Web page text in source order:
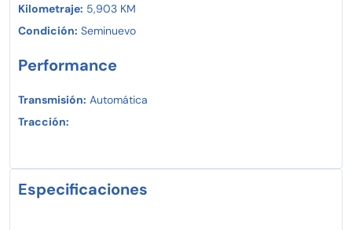
Kilometraje: 5,903 KM
Condición: Seminuevo
Performance
Transmisión: Automática
Tracción:
Especificaciones